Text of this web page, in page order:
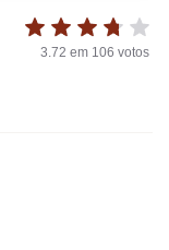
3.72 em 106 votos